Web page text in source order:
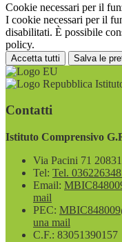
Cookie necessari per il
I cookie necessari per il
disabilitati. È possibile
policy.
Accetta tutti Salva le
Contatti
Istituto Comprensivo
Via Pacini 71
Tel: Tel.
Email:
mail
PEC:
una mail
C.F.: 83051390157